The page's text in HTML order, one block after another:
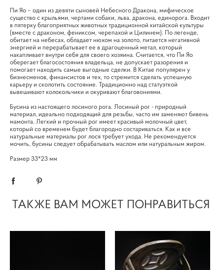
Пи Яо – один из девяти сыновей Небесного Дракона, мифическое
существо с крыльями, чертами собаки, льва, дракона, единорога. Входит
в пятерку благоприятных животных традиционной китайской культуры
(вместе с драконом, фениксом, черепахой и Цилинем). По легенде,
обитает на небесах, обладает нюхом на золото, питается негативной
энергией и перерабатывает ее в драгоценный метал, который
накапливает внутри себя для своего хозяина. Считается, что Пи Яо
оберегает благосостояния владельца, не допускает разорения и
помогает находить самые выгодные сделки. В Китае популярен у
бизнесменов, финансистов и тех, то стремится сделать успешную
карьеру и сколотить состояние. Традиционно над статуэткой
вывешивают колокольчики и окуривают благовониями.
Бусина из настоящего лосиного рога. Лосиный рог - природный
материал, идеально подходящий для резьбы, часто им заменяют бивень
мамонта. Легкий и прочный рог имеет красивый молочный цвет,
который со временем будет благородно состариваться. Как и все
натуральные материалы рог лося требует ухода. Не рекомендуется
мочить, бусины следует обрабатывать маслом или натуральным жиром.
Размер 33*23 мм
ТАКЖЕ ВАМ МОЖЕТ ПОНРАВИТЬСЯ